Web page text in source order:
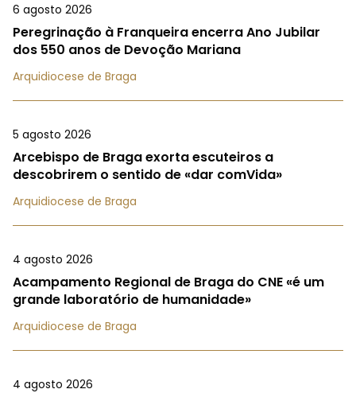
6 agosto 2026
Peregrinação à Franqueira encerra Ano Jubilar
dos 550 anos de Devoção Mariana
Arquidiocese de Braga
5 agosto 2026
Arcebispo de Braga exorta escuteiros a
descobrirem o sentido de «dar comVida»
Arquidiocese de Braga
4 agosto 2026
Acampamento Regional de Braga do CNE «é um
grande laboratório de humanidade»
Arquidiocese de Braga
4 agosto 2026